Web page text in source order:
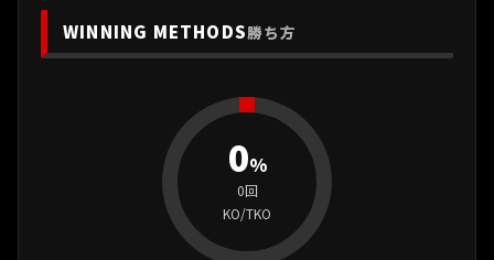
WINNING METHODS勝ち方
0%
0回
KO/TKO